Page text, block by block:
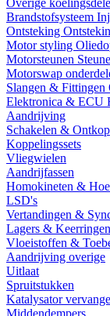
Overige
Brandstofsysteem
Ontsteking
Motor styling
Motorsteunen
Motorswap
Slangen & Fittingen
Elektronica & ECU
Aandrijving
Schakelen &
Koppelingssets
Vliegwielen
Aandrijfassen
Homokineten &
LSD's
Vertandingen &
Lagers & Keerringen
Vloeistoffen &
Aandrijving overige
Uitlaat
Spruitstukken
Katalysator
Middendempers